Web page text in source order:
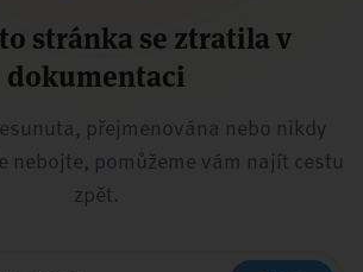
stránka se ztratila v
dokumentaci
přejmenována nebo nikdy
nebojte, pomůžeme vám najít cestu
zpět.